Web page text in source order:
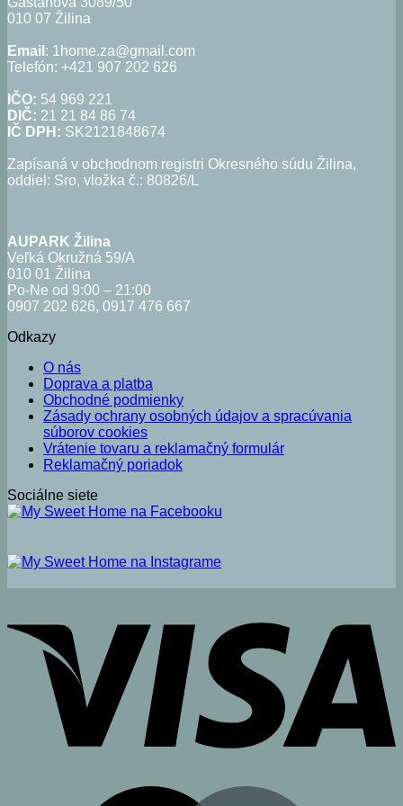
010 07 Žilina
Email : 1home.za@gmail.com
Telefón: +421 907 202 626
IČO: 54 969 221
DIČ: 21 21 84 86 74
IČ DPH: SK2121848674
Zapísaná v obchodnom registri Okresného súdu Žilina,
oddiel: Sro, vložka č.: 80826/L
AUPARK Žilina
Veľká Okružná 59/A
010 01 Žilina
Po-Ne od 9:00 – 21:00
0907 202 626, 0917 476 667
Odkazy
O nás
Doprava a platba
Obchodné podmienky
Zásady ochrany osobných údajov a spracúvania
súborov cookies
Vrátenie tovaru a reklamačný formulár
Reklamačný poriadok
Sociálne siete